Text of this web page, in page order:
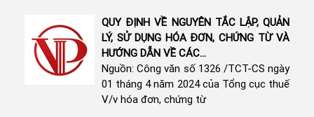
QUY ĐỊNH VỀ NGUYÊN TẮC LẬP, QUẢN
LÝ, SỬ DỤNG HÓA ĐƠN, CHỨNG TỪ VÀ
HƯỚNG DẪN VỀ CÁC...
Nguồn: Công văn số 1326 /TCT-CS ngày
01 tháng 4 năm 2024 của Tổng cục thuế
V/v hóa đơn, chứng từ